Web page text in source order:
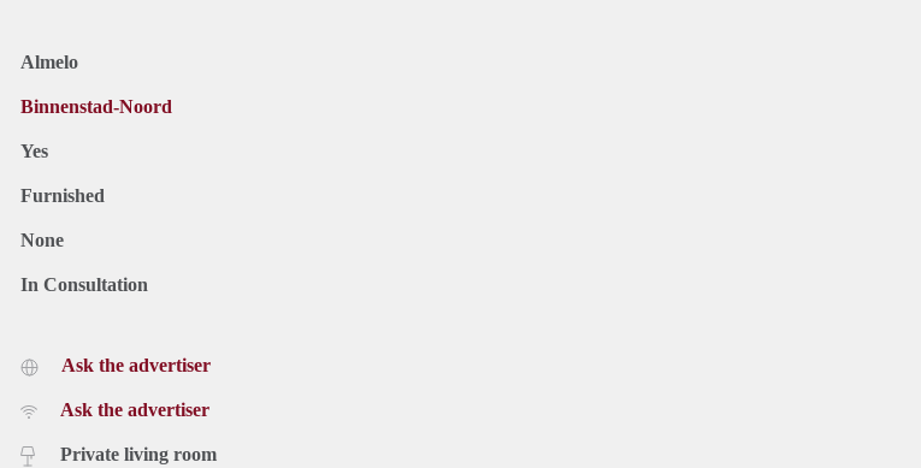
Almelo
Binnenstad-Noord
Yes
Furnished
None
In Consultation
Ask the advertiser
Ask the advertiser
Private living room